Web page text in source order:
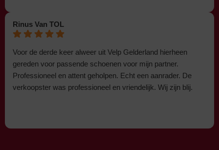
Rinus Van TOL
Voor de derde keer alweer uit Velp Gelderland hierheen
gereden voor passende schoenen voor mijn partner.
Professioneel en attent geholpen. Echt een aanrader. De
verkoopster was professioneel en vriendelijk. Wij zijn blij.